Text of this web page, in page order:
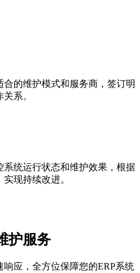
的维护模式和服务商，签订明
系。
统运行状态和维护效果，根据
现持续改进。
护服务
应，全方位保障您的ERP系统